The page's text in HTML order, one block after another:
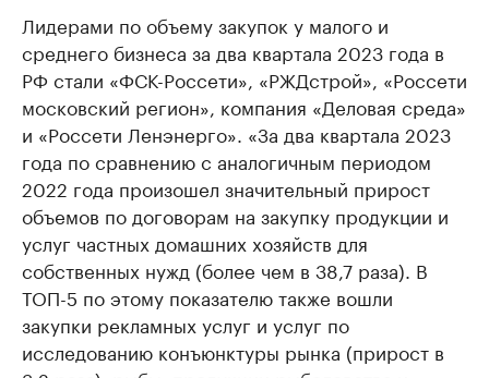
Лидерами по объему закупок у малого и
среднего бизнеса за два квартала 2023 года в
РФ стали «ФСК-Россети», «РЖДстрой», «Россети
московский регион», компания «Деловая среда»
и «Россети Ленэнерго». «За два квартала 2023
года по сравнению с аналогичным периодом
2022 года произошел значительный прирост
объемов по договорам на закупку продукции и
услуг частных домашних хозяйств для
собственных нужд (более чем в 38,7 раза). В
ТОП-5 по этому показателю также вошли
закупки рекламных услуг и услуг по
исследованию конъюнктуры рынка (прирост в